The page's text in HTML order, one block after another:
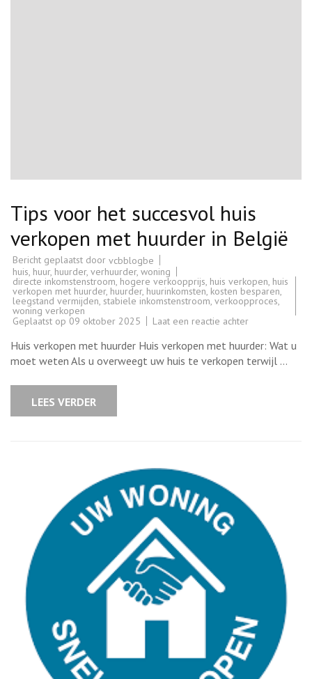
Tips voor het succesvol huis
verkopen met huurder in België
Bericht geplaatst door vcbblogbe
huis huur, huurder, verhuurder, woning
directe inkomstenstroom hogere verkoopprijs huis verkopen huis
verkopen met huurder, huurder, huurinkomsten kosten besparen
leegstand vermijden stabiele inkomstenstroom verkoopproces
woning verkopen
Geplaatst op 09 oktober 2025 Laat een reactie achterop
voor
het
succesvol
huis
Huis verkopen met huurder Huis verkopen met huurder: Wat u
moet weten Als u overweegt uw huis te verkopen terwijl …
LEES VERDER